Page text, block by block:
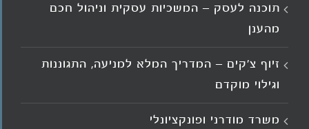
תוכנה לעסק – המשכיות עסקית וניהול חכם
מהענן
זיוף צ'קים – המדריך המלא למניעה, התגוננות
וגילוי מוקדם
משרד מודרני ופונקציונלי